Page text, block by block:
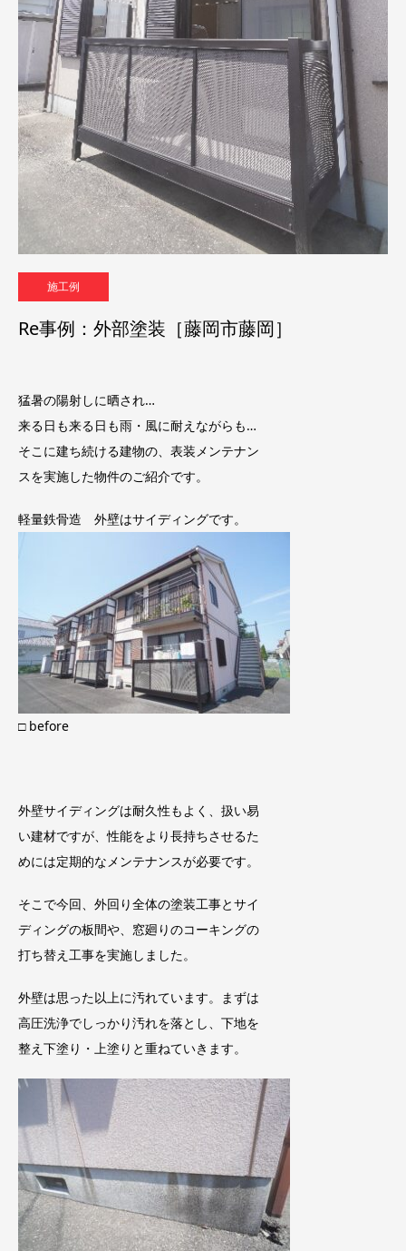
施工例
Re事例：外部塗装［藤岡市藤岡］
猛暑の陽射しに晒され…
来る日も来る日も雨・風に耐えながらも…
そこに建ち続ける建物の、表装メンテナン
スを実施した物件のご紹介です。
軽量鉄骨造 外壁はサイディングです。
□ before
外壁サイディングは耐久性もよく、扱い易
い建材ですが、性能をより長持ちさせるた
めには定期的なメンテナンスが必要です。
そこで今回、外回り全体の塗装工事とサイ
ディングの板間や、窓廻りのコーキングの
打ち替え工事を実施しました。
外壁は思った以上に汚れています。まずは
高圧洗浄でしっかり汚れを落とし、下地を
整え下塗り・上塗りと重ねていきます。